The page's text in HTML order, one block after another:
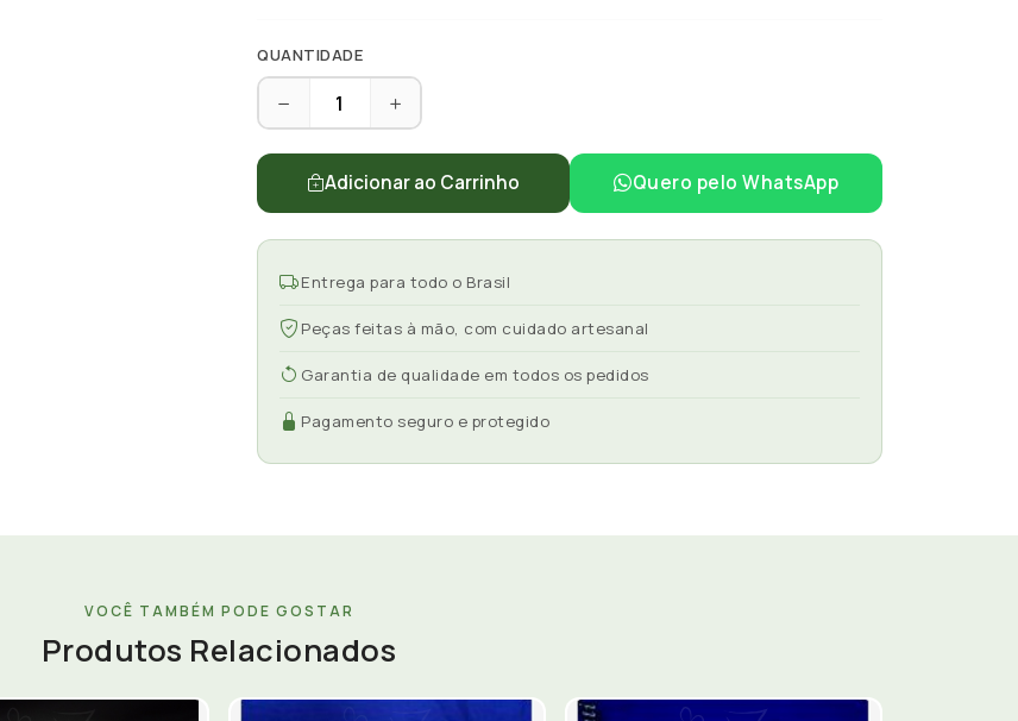
QUANTIDADE
Adicionar ao Carrinho Quero pelo WhatsApp
Entrega para todo o Brasil
Peças feitas à mão, com cuidado artesanal
Garantia de qualidade em todos os pedidos
Pagamento seguro e protegido
VOCÊ TAMBÉM PODE GOSTAR
Produtos Relacionados